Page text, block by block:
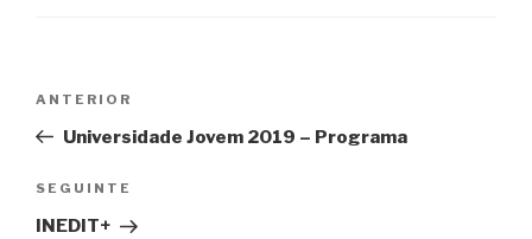
artigos
Conteúdo
anterior
ANTERIOR
Universidade Jovem 2019 – Programa
Conteúdo
seguinte
SEGUINTE
INEDIT+